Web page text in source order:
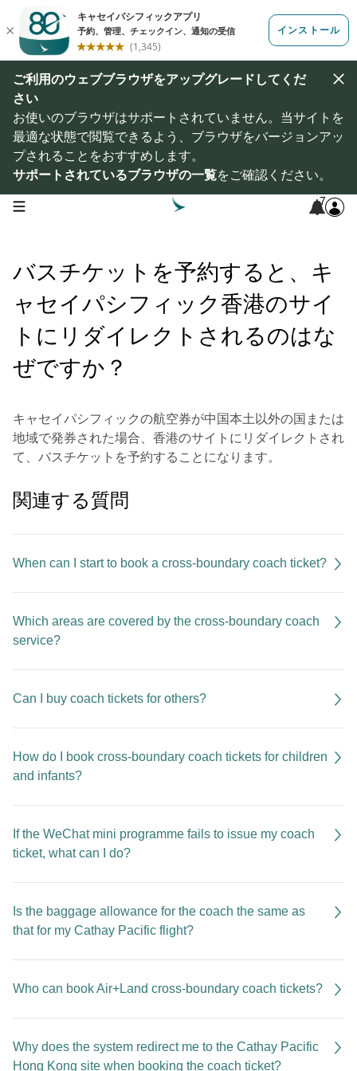
ご利用のウェブブラウザをアップグレードしてくだ
さい
お使いのブラウザはサポートされていません。当サイトを
最適な状態で閲覧できるよう、ブラウザをバージョンアッ
プされることをおすすめします。
サポートされているブラウザの一覧をご確認ください。
open navigation menu 7
バスチケットを予約すると、キ
ャセイパシフィック香港のサイ
トにリダイレクトされるのはな
ぜですか？
キャセイパシフィックの航空券が中国本土以外の国または
地域で発券された場合、香港のサイトにリダイレクトされ
て、バスチケットを予約することになります。
関連する質問
When can I start to book a cross-boundary coach ticket?
Which areas are covered by the cross-boundary coach
service?
Can I buy coach tickets for others?
How do I book cross-boundary coach tickets for children
and infants?
If the WeChat mini programme fails to issue my coach
ticket, what can I do?
Is the baggage allowance for the coach the same as
that for my Cathay Pacific flight?
Who can book Air+Land cross-boundary coach tickets?
Why does the system redirect me to the Cathay Pacific
Hong Kong site when booking the coach ticket?